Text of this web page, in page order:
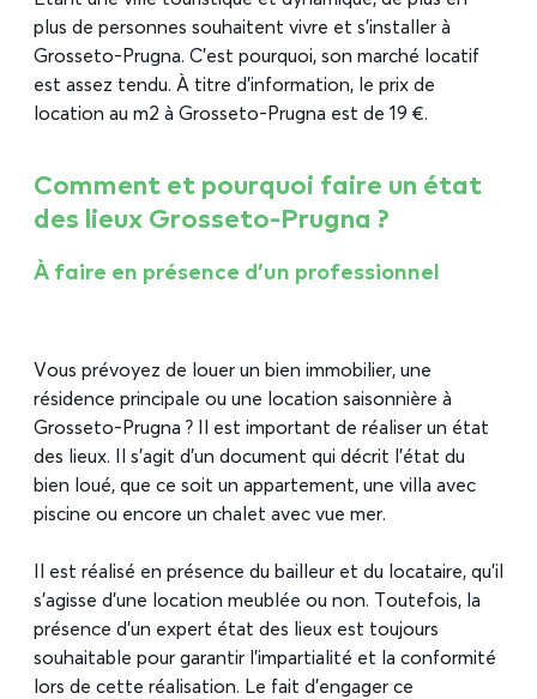
plus de personnes souhaitent vivre et s’installer à
Grosseto-Prugna. C’est pourquoi, son marché locatif
est assez tendu. À titre d’information, le prix de
location au m2 à Grosseto-Prugna est de 19 €.
Comment et pourquoi faire un état
des lieux Grosseto-Prugna ?
À faire en présence d’un professionnel
Vous prévoyez de louer un bien immobilier, une
résidence principale ou une location saisonnière à
Grosseto-Prugna ? Il est important de réaliser un état
des lieux. Il s’agit d’un document qui décrit l’état du
bien loué, que ce soit un appartement, une villa avec
piscine ou encore un chalet avec vue mer.
Il est réalisé en présence du bailleur et du locataire, qu’il
s’agisse d’une location meublée ou non. Toutefois, la
présence d’un expert état des lieux est toujours
souhaitable pour garantir l’impartialité et la conformité
lors de cette réalisation. Le fait d’engager ce